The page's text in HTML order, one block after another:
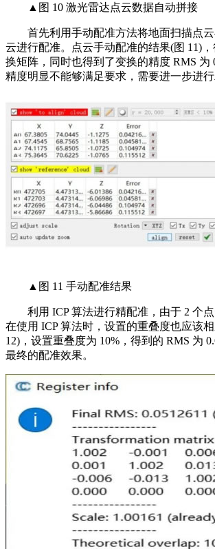
▲图 10 激光雷达点云数据自动拼接
首先利用手动配准方法将地面扫描点云
云进行配准。点云手动配准的结果(图 11)
换矩阵，同时也得到了变换的精度 RMS 为
精度明显不能够满足要求，需要进一步进行
▲图 11 手动配准结果
利用 ICP 算法进行精配准，由于 2 个点
在使用 ICP 算法时，设置的重叠度也应该
12)，设置重叠度为 10%，得到的 RMS 为
最终的配准效果。